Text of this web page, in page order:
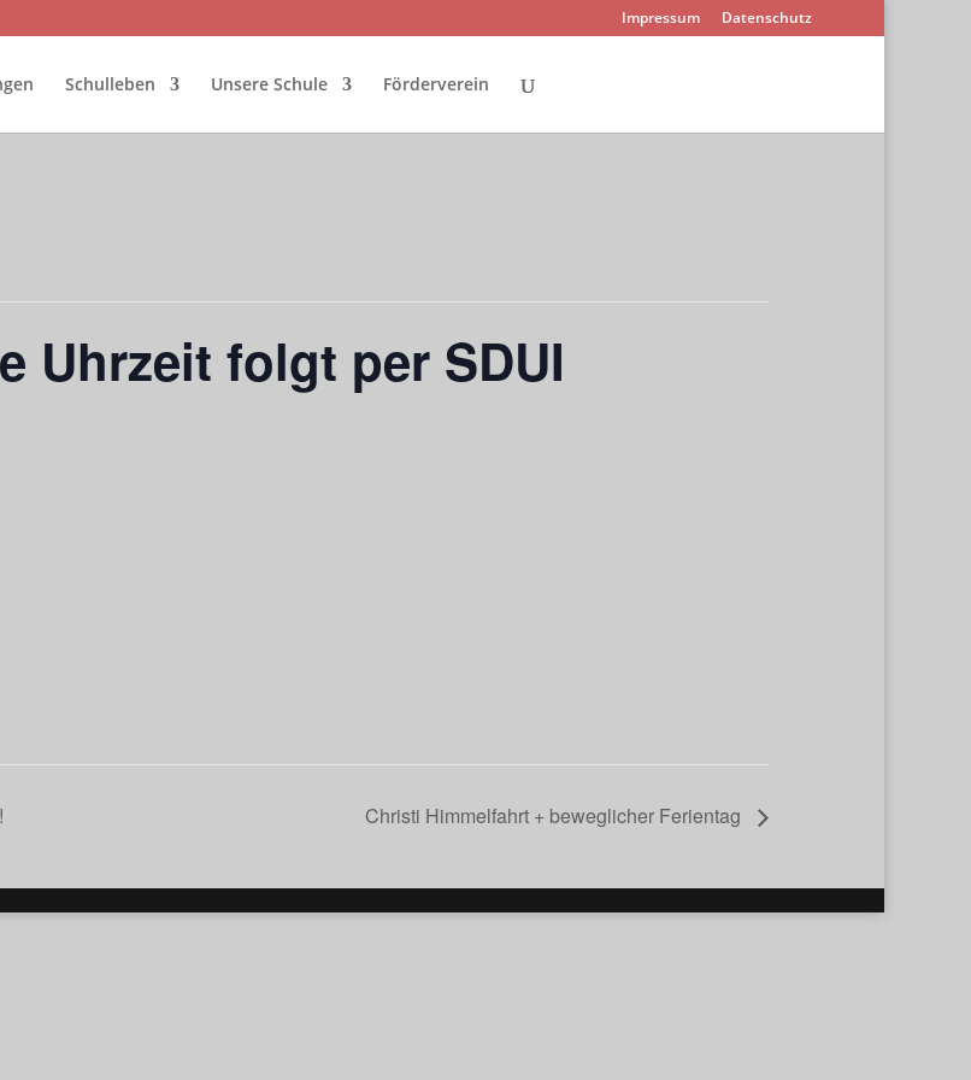
Impressum Datenschutz
Schulleben Unsere Schule Förderverein
Uhrzeit folgt per SDUI
Christi Himmelfahrt + beweglicher Ferientag